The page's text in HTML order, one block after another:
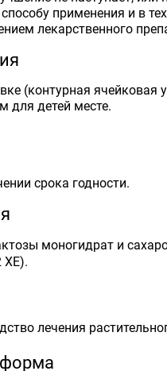
применения и в
лекарственного
(контурная
для детей месте.
срока годности.
моногидрат и
ХЕ).
лечения